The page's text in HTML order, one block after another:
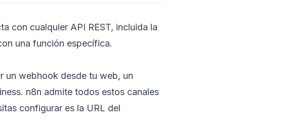
con cualquier API REST, incluida la
una función específica.
un webhook desde tu web, un
n8n admite todos estos canales
configurar es la URL del